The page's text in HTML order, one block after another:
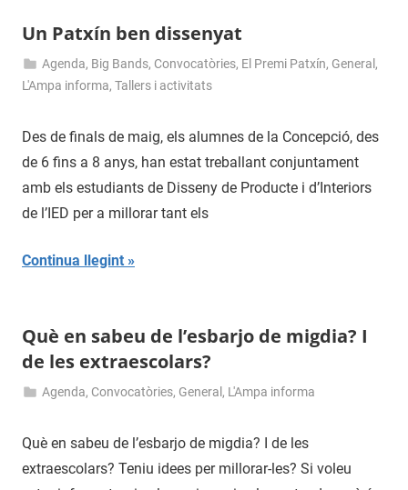
Un Patxín ben dissenyat
14
juny
admin
Agenda, Big Bands, Convocatòries, El Premi Patxín, General ,
L'Ampa informa, Tallers i activitats
Des de finals de maig, els alumnes de la Concepció, des
de 6 fins a 8 anys, han estat treballant conjuntament
amb els estudiants de Disseny de Producte i d’Interiors
de l’IED per a millorar tant els
Continua llegint
Què en sabeu de l’esbarjo de migdia? I
de les extraescolars?
de
Agenda, Convocatòries, General , L'Ampa informa
Què en sabeu de l’esbarjo de migdia? I de les
extraescolars? Teniu idees per millorar-les? Si voleu